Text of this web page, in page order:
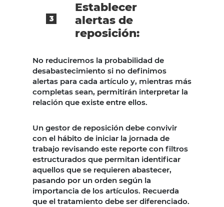
Establecer
alertas de
reposición:
No reduciremos la probabilidad de
desabastecimiento si no definimos
alertas para cada artículo y, mientras más
completas sean, permitirán interpretar la
relación que existe entre ellos.
Un gestor de reposición debe convivir
con el hábito de iniciar la jornada de
trabajo revisando este reporte con filtros
estructurados que permitan identificar
aquellos que se requieren abastecer,
pasando por un orden según la
importancia de los artículos. Recuerda
que el tratamiento debe ser diferenciado.